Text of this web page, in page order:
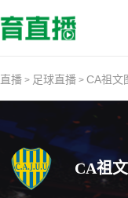
直播 > 足球直播 > CA祖文
CA祖